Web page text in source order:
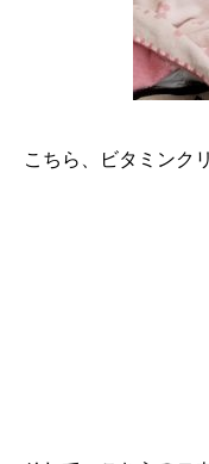
こちら、ビタミンク